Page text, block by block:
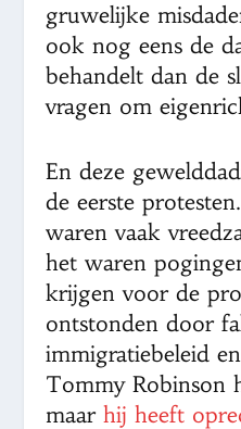
gruwelijke
ook nog eens de
behandelt dan de
vragen om
En deze
de eerste
waren vaak
het waren
krijgen voor de
ontstonden door
immigratiebeleid
Tommy Robinson
maarhij heeft